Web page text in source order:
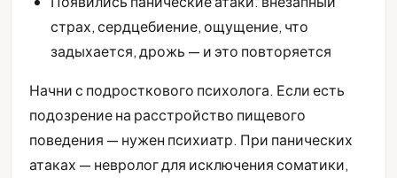
страх, сердцебиение, ощущение, что
задыхается, дрожь — и это повторяется
Начни с подросткового психолога. Если есть
подозрение на расстройство пищевого
поведения — нужен психиатр. При панических
атаках — невролог для исключения соматики,